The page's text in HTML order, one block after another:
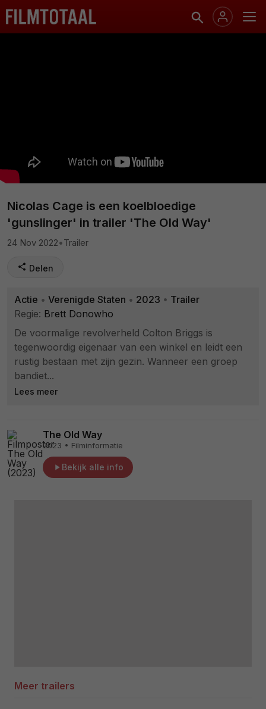
Nicolas Cage is een koelbloedige
'gunslinger' in trailer 'The Old Way'
24 Nov 2022•Trailer
Delen
Actie • Verenigde Staten • 2023 • Trailer
Regie: Brett Donowho
De voormalige revolverheld Colton Briggs is
tegenwoordig eigenaar van een winkel en leidt een
rustig bestaan met zijn gezin. Wanneer een groep
bandiet...
Lees meer
The Old Way
2023 • Filminformatie
Bekijk alle info
Meer trailers